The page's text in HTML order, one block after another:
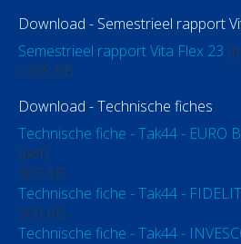
Download - Semestrieel rapport
Semestrieel rapport Vita Flex 23
2288 KB
Download - Technische fiches
Technische fiche - Tak44 - EURO
(pdf)
303 KB
Technische fiche - Tak44 -
300 KB
Technische fiche - Tak44 -